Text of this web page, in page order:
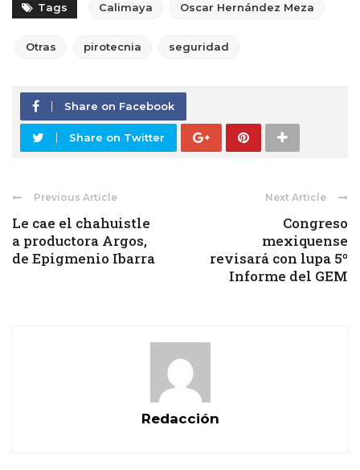
Tags Calimaya Oscar Hernández Meza
Otras pirotecnia seguridad
Share on Facebook
Share on Twitter
Previous Article
Le cae el chahuistle
a productora Argos,
de Epigmenio Ibarra
Next Article
Congreso
mexiquense
revisará con lupa 5º
Informe del GEM
Redacción